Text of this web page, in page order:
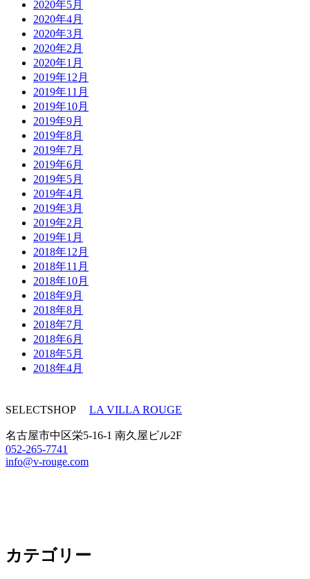
2020年5月
2020年4月
2020年3月
2020年2月
2020年1月
2019年12月
2019年11月
2019年10月
2019年9月
2019年8月
2019年7月
2019年6月
2019年5月
2019年4月
2019年3月
2019年2月
2019年1月
2018年12月
2018年11月
2018年10月
2018年9月
2018年8月
2018年7月
2018年6月
2018年5月
2018年4月
SELECTSHOP LA VILLA ROUGE
名古屋市中区栄5-16-1 南久屋ビル2F
052-265-7741
info@v-rouge.com
カテゴリー